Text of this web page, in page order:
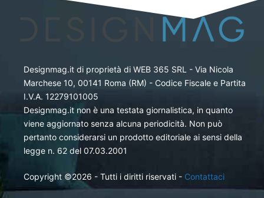
Designmag.it di proprietà di WEB 365 SRL - Via Nicola
Marchese 10, 00141 Roma (RM) - Codice Fiscale e Partita
I.V.A. 12279101005
Designmag.it non è una testata giornalistica, in quanto
viene aggiornato senza alcuna periodicità. Non può
pertanto considerarsi un prodotto editoriale ai sensi della
legge n. 62 del 07.03.2001
Copyright ©2026 - Tutti i diritti riservati - Contattaci